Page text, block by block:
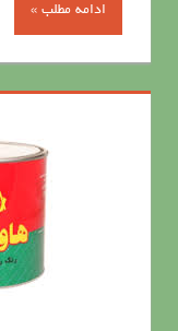
ادامه مطلب »